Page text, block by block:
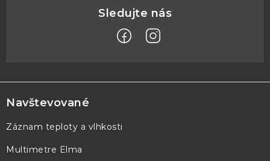
á
p
ä
Navštevované
Záznam teploty a vlhkosti
Multimetre Elma